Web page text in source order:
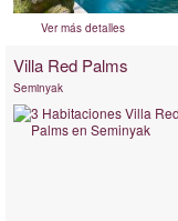
Ver más detalles
Villa Red Palms
Seminyak